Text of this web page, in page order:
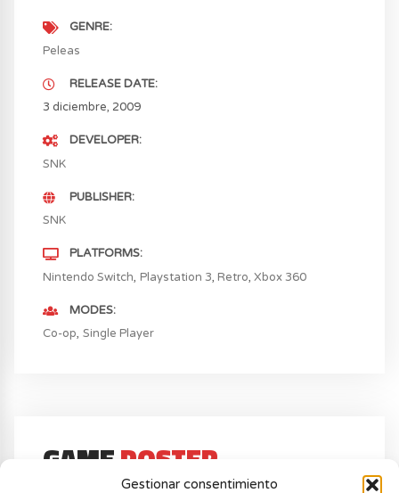
Gestionar consentimiento
GENRE
Peleas
RELEASE DATE
3 diciembre, 2009
DEVELOPER
SNK
PUBLISHER
SNK
PLATFORMS
Nintendo Switch Playstation 3 Retro Xbox 360
MODES
Co-op Single Player
GAMEPOSTER